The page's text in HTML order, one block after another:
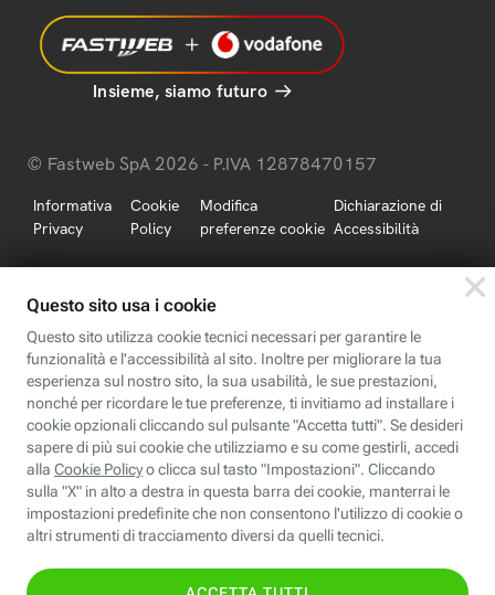
Insieme, siamo futuro
© Fastweb SpA 2026 - P.IVA 12878470157
Informativa
Privacy
Cookie
Policy
Modifica
preferenze cookie
Dichiarazione di
Accessibilità